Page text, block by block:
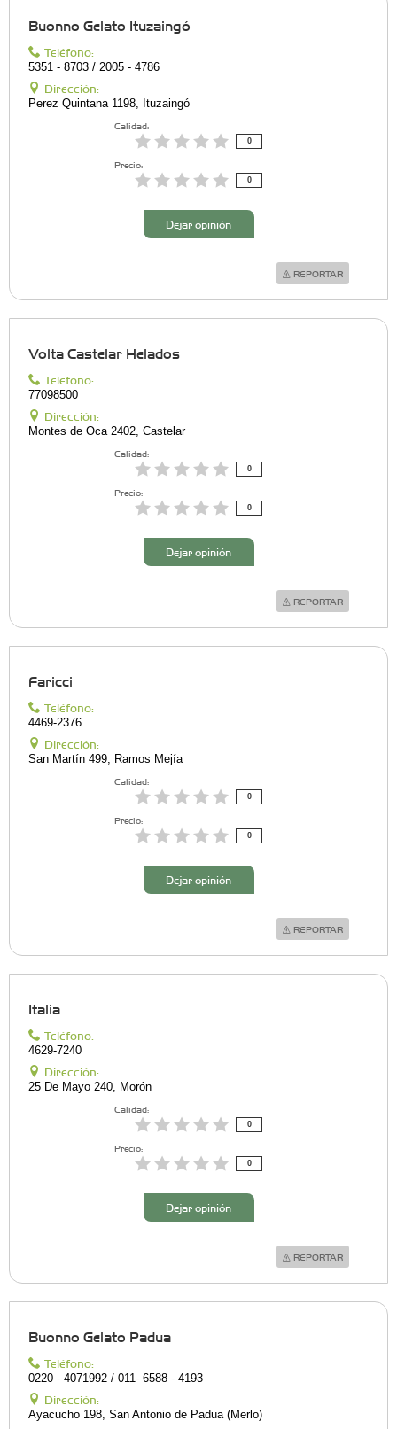
Buonno Gelato Ituzaingó
Teléfono:
5351 - 8703 / 2005 - 4786
Dirección:
Perez Quintana 1198, Ituzaingó
Calidad:
0
Precio:
0
Dejar opinión
REPORTAR
Volta Castelar Helados
Teléfono:
77098500
Dirección:
Montes de Oca 2402, Castelar
Calidad:
0
Precio:
0
Dejar opinión
REPORTAR
Faricci
Teléfono:
4469-2376
Dirección:
San Martín 499, Ramos Mejía
Calidad:
0
Precio:
0
Dejar opinión
REPORTAR
Italia
Teléfono:
4629-7240
Dirección:
25 De Mayo 240, Morón
Calidad:
0
Precio:
0
Dejar opinión
REPORTAR
Buonno Gelato Padua
Teléfono:
0220 - 4071992 / 011- 6588 - 4193
Dirección:
Ayacucho 198, San Antonio de Padua (Merlo)